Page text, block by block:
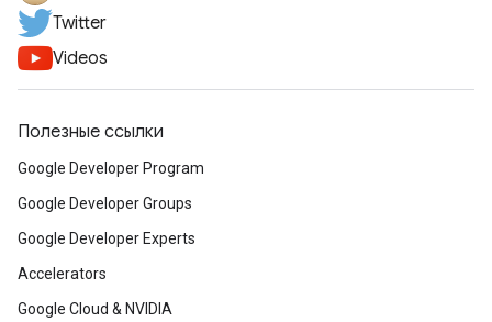
Twitter
Videos
Полезные ссылки
Google Developer Program
Google Developer Groups
Google Developer Experts
Accelerators
Google Cloud & NVIDIA